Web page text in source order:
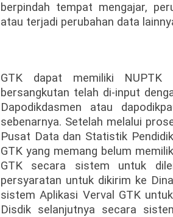
berpindah tempat mengajar,
atau terjadi perubahan data
GTK dapat memiliki
bersangkutan telah di-input
Dapodikdasmen atau
sebenarnya. Setelah melalui
Pusat Data dan Statistik
GTK yang memang belum
GTK secara sistem untuk
persyaratan untuk dikirim ke
sistem Aplikasi Verval GTK
Disdik selanjutnya secara